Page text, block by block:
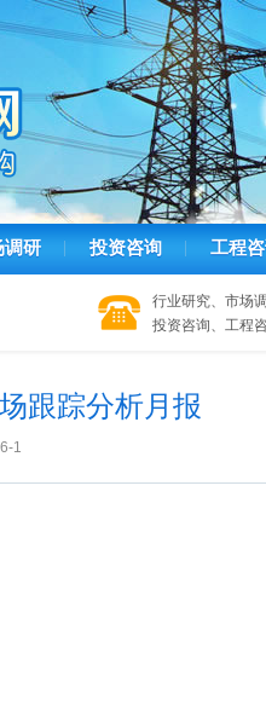
调研 投资咨询 工程
行业研究、市场
投资咨询、工程
跟踪分析月报
1